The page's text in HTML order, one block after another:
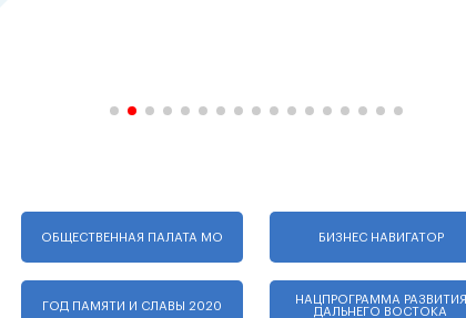
ОБЩЕСТВЕННАЯ ПАЛАТА МО БИЗНЕС НАВИГАТОР
ГОД ПАМЯТИ И СЛАВЫ 2020
НАЦПРОГРАММА РАЗВИТИЯ
ДАЛЬНЕГО ВОСТОКА